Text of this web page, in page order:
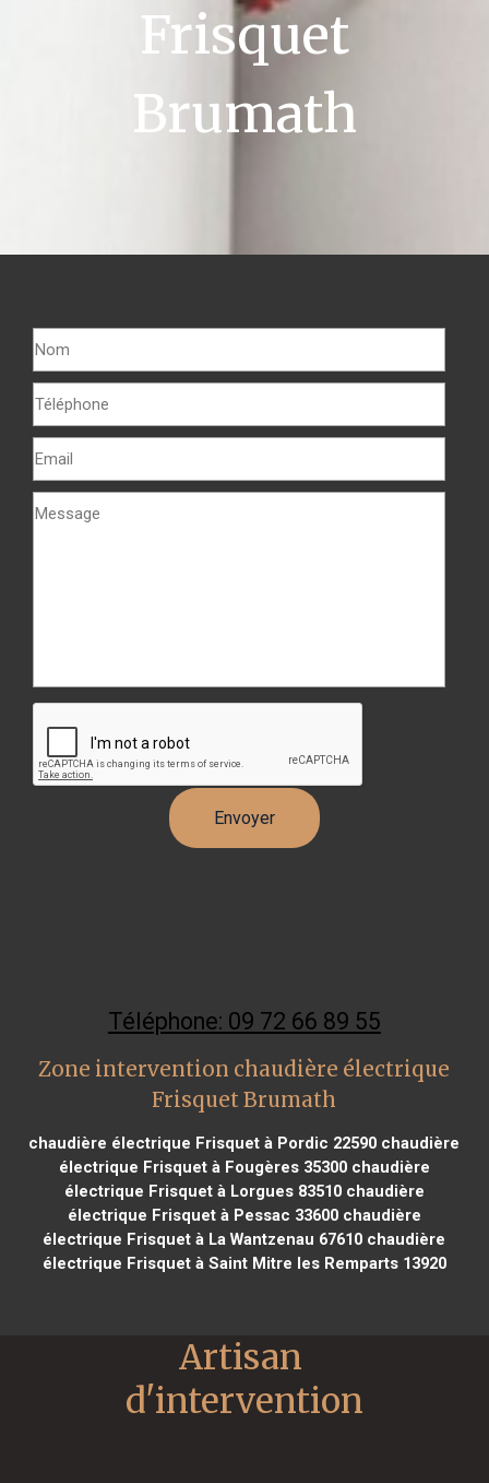
Frisquet
Brumath
Téléphone: 09 72 66 89 55
Zone intervention chaudière électrique
Frisquet Brumath
chaudière électrique Frisquet à Pordic 22590 chaudière
électrique Frisquet à Fougères 35300chaudière
électrique Frisquet à Lorgues 83510chaudière
électrique Frisquet à Pessac 33600chaudière
électrique Frisquet à La Wantzenau 67610 chaudière
électrique Frisquet à Saint Mitre les Remparts 13920
Artisan
d'intervention